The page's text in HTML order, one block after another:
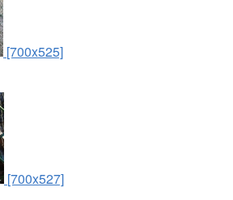
[700x525]
[700x527]